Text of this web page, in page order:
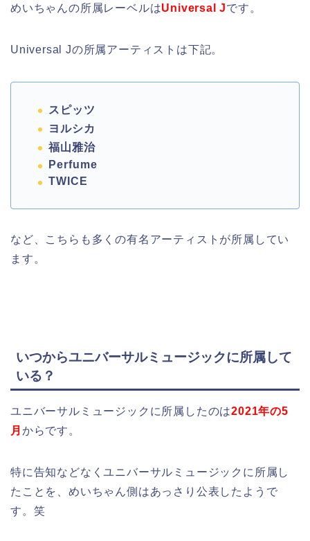
めいちゃんの所属レーベルはUniversal Jです。
Universal Jの所属アーティストは下記。
スピッツ
ヨルシカ
福山雅治
Perfume
TWICE
など、こちらも多くの有名アーティストが所属してい
ます。
いつからユニバーサルミュージックに所属して
いる？
ユニバーサルミュージックに所属したのは2021年の5
月 からです。
特に告知などなくユニバーサルミュージックに所属し
たことを、めいちゃん側はあっさり公表したようで
す。笑